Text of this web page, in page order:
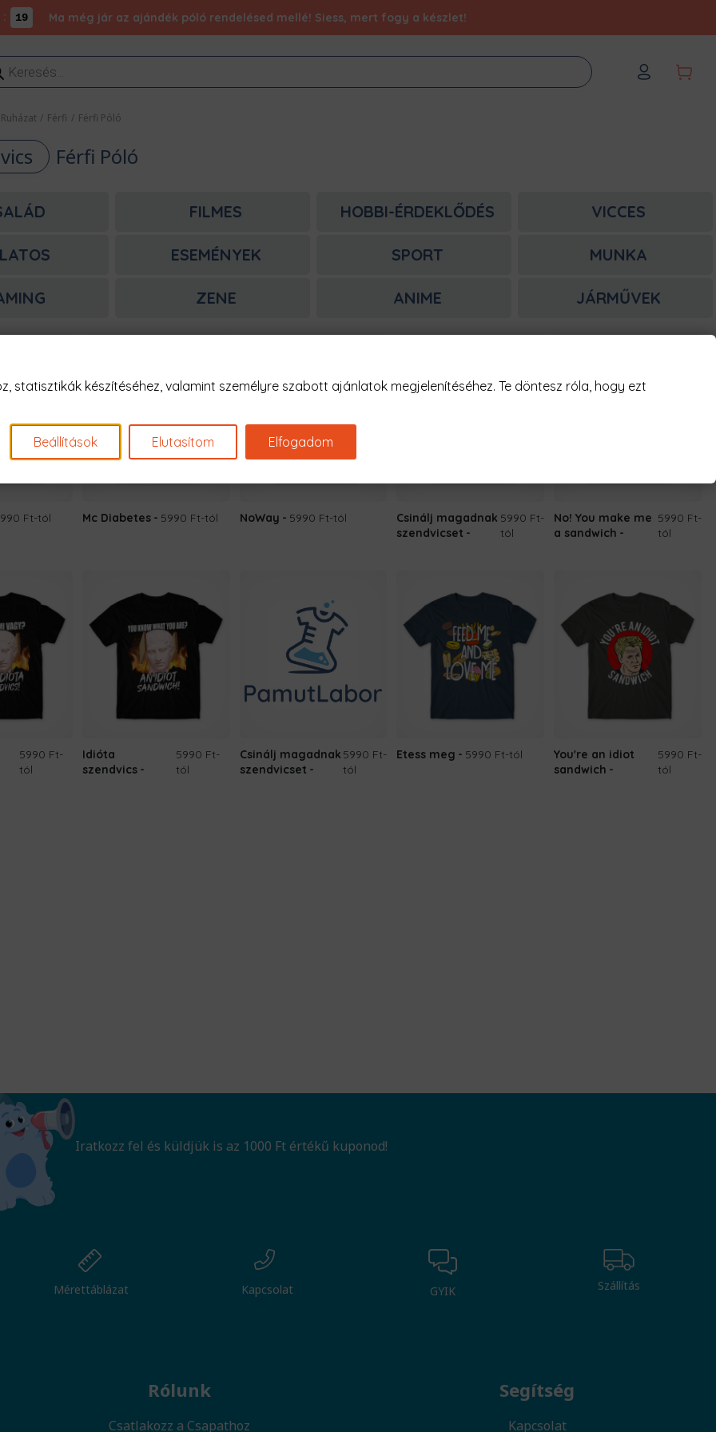
: 18 Ma még jár az ajándék póló rendelésed mellé! Siess, mert fogy a készlet!
Ruházat / Férfi / Férfi Póló
Férfi Póló
FILMES HOBBI-ÉRDEKLŐDÉS VICCES
ESEMÉNYEK SPORT MUNKA
ZENE ANIME JÁRMŰVEK
Ft-tól Mc Diabetes 5990 Ft-tól NoWay 5990 Ft-tól
Csinálj magadnak
szendvicset
5990 Ft-
tól
No! You make me
a sandwich
5990 Ft-
tól
5990 Ft-
tól
Idióta
szendvics
5990 Ft-
tól
Csinálj magadnak
szendvicset
5990 Ft-
tól
Etess meg 5990 Ft-tól
You're an idiot
sandwich
5990 Ft-
tól
Iratkozz fel és küldjük is az 1000 Ft értékű kuponod!
Mérettáblázat Kapcsolat GYIK Szállítás
Rólunk
Csatlakozz a Csapathoz
Segítség
Kapcsolat
statisztikák készítéséhez, valamint személyre szabott ajánlatok megjelenítéséhez. Te döntesz róla, hogy ezt
Beállítások Elutasítom Elfogadom